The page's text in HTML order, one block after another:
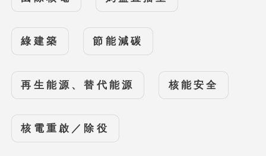
綠建築 節能減碳
再生能源、替代能源 核能安全
核電重啟／除役